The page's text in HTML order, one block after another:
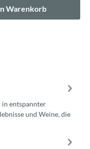
Warenkorb
in entspannter
und Weine, die